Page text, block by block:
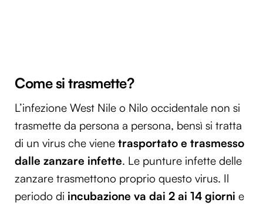
Come si trasmette?
L’infezione West Nile o Nilo occidentale non si
trasmette da persona a persona, bensì si tratta
di un virus che viene trasportato e trasmesso
dalle zanzare infette. Le punture infette delle
zanzare trasmettono proprio questo virus. Il
periodo di incubazione va dai 2 ai 14 giorni e